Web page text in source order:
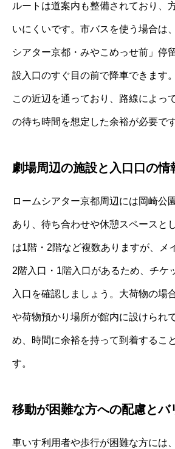
ルートは道案内も整備されており、
いにくいです。市バスを使う場合は
シアター京都・みやこめっせ前」停
設入口のすぐ目の前で降車できます
この近辺を通っており、路線によっ
の待ち時間を想定した余裕が必要です
劇場周辺の施設と入口口の情
ロームシアター京都周辺には岡崎公
あり、待ち合わせや休憩スペースと
は1階・2階など複数ありますが、メ
2階入口・1階入口があるため、チケ
入口を確認しましょう。大荷物の場
や荷物預かり場所が館内に設けられ
め、時間に余裕を持って到着するこ
す。
移動が困難な方への配慮とバ
車いす利用者や歩行が困難な方には